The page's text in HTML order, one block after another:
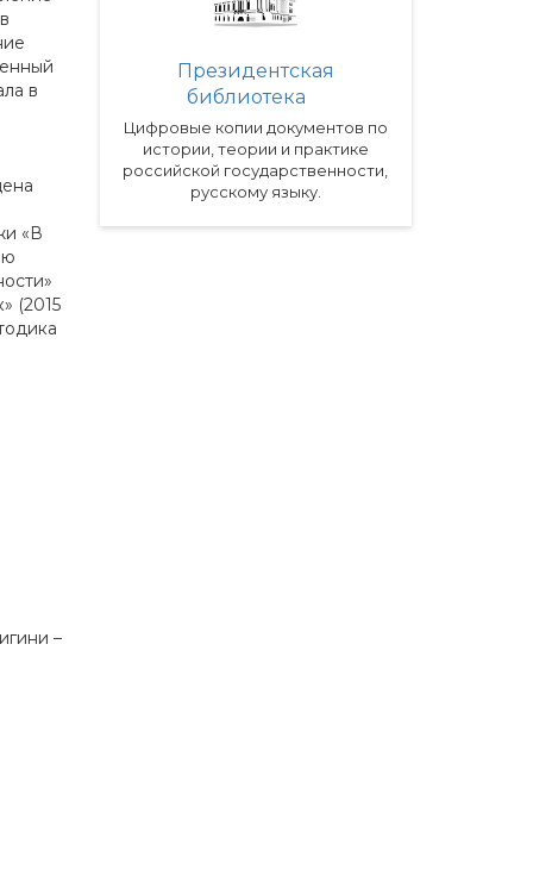
в
«В
(2015
–
Президентская
библиотека
Цифровые копии документов по
истории, теории и практике
российской государственности,
русскому языку.